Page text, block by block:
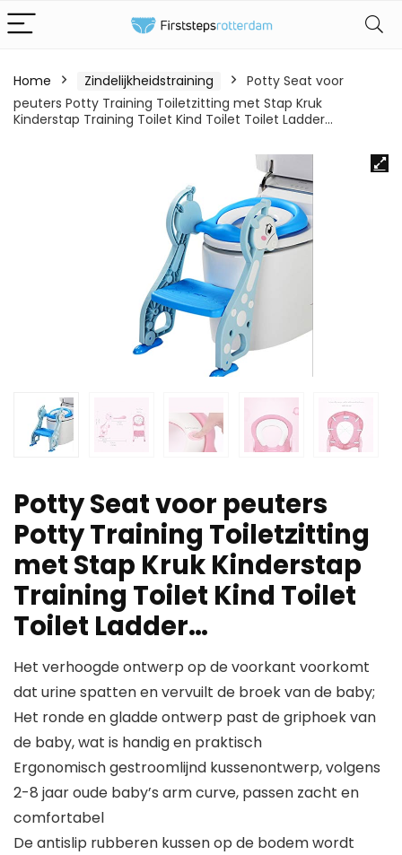
Home Zindelijkheidstraining
Potty Seat voor
peuters Potty Training Toiletzitting met Stap Kruk
Kinderstap Training Toilet Kind Toilet Toilet Ladder…
Potty Seat voor peuters
Potty Training Toiletzitting
met Stap Kruk Kinderstap
Training Toilet Kind Toilet
Toilet Ladder…
Het verhoogde ontwerp op de voorkant voorkomt
dat urine spatten en vervuilt de broek van de baby;
Het ronde en gladde ontwerp past de griphoek van
de baby, wat is handig en praktisch
Ergonomisch gestroomlijnd kussenontwerp, volgens
2-8 jaar oude baby’s arm curve, passen zacht en
comfortabel
De antislip rubberen kussen op de bodem wordt